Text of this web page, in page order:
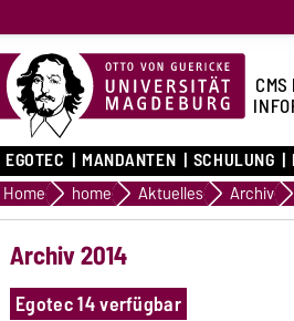
CMS
EGOTEC MANDANTEN SCHULUNG
Home home Aktuelles Archiv
Archiv 2014
Egotec 14 verfügbar